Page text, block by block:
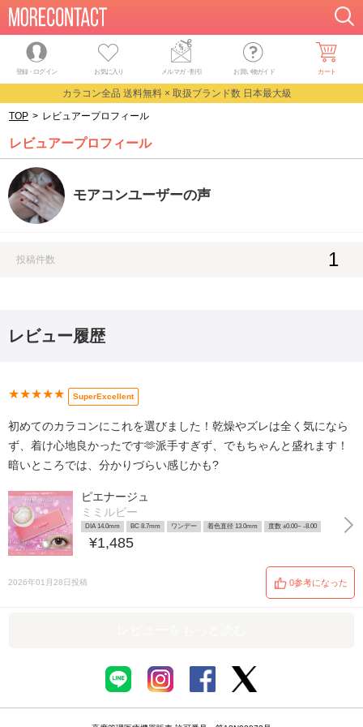
登録・ログイン お気に入り メルマガ・割引 お買い物ガイド カート
カラコン全品 送料無料 × 取扱ブランド数 日本最大級
TOP > レビュアープロフィール
レビュアープロフィール
モアコンユーザーの声
投稿件数 1
レビュー履歴
★★★★★ SuperExcellent
初めてのカラコンにこれを選びました！乾燥やズレは全く気になら
ず、着け心地良かったです🫶派手すぎず、でもちゃんと盛れます！
暗いところでは、分かりづらい感じかも?
ピエナージュ
ミミルビー
DIA 14.0mm BC 8.7mm ワンデー 着色直径 13.0mm 度数 ±0.00~ -8.00
¥1,485
2026年01月28日投稿 0参考になった